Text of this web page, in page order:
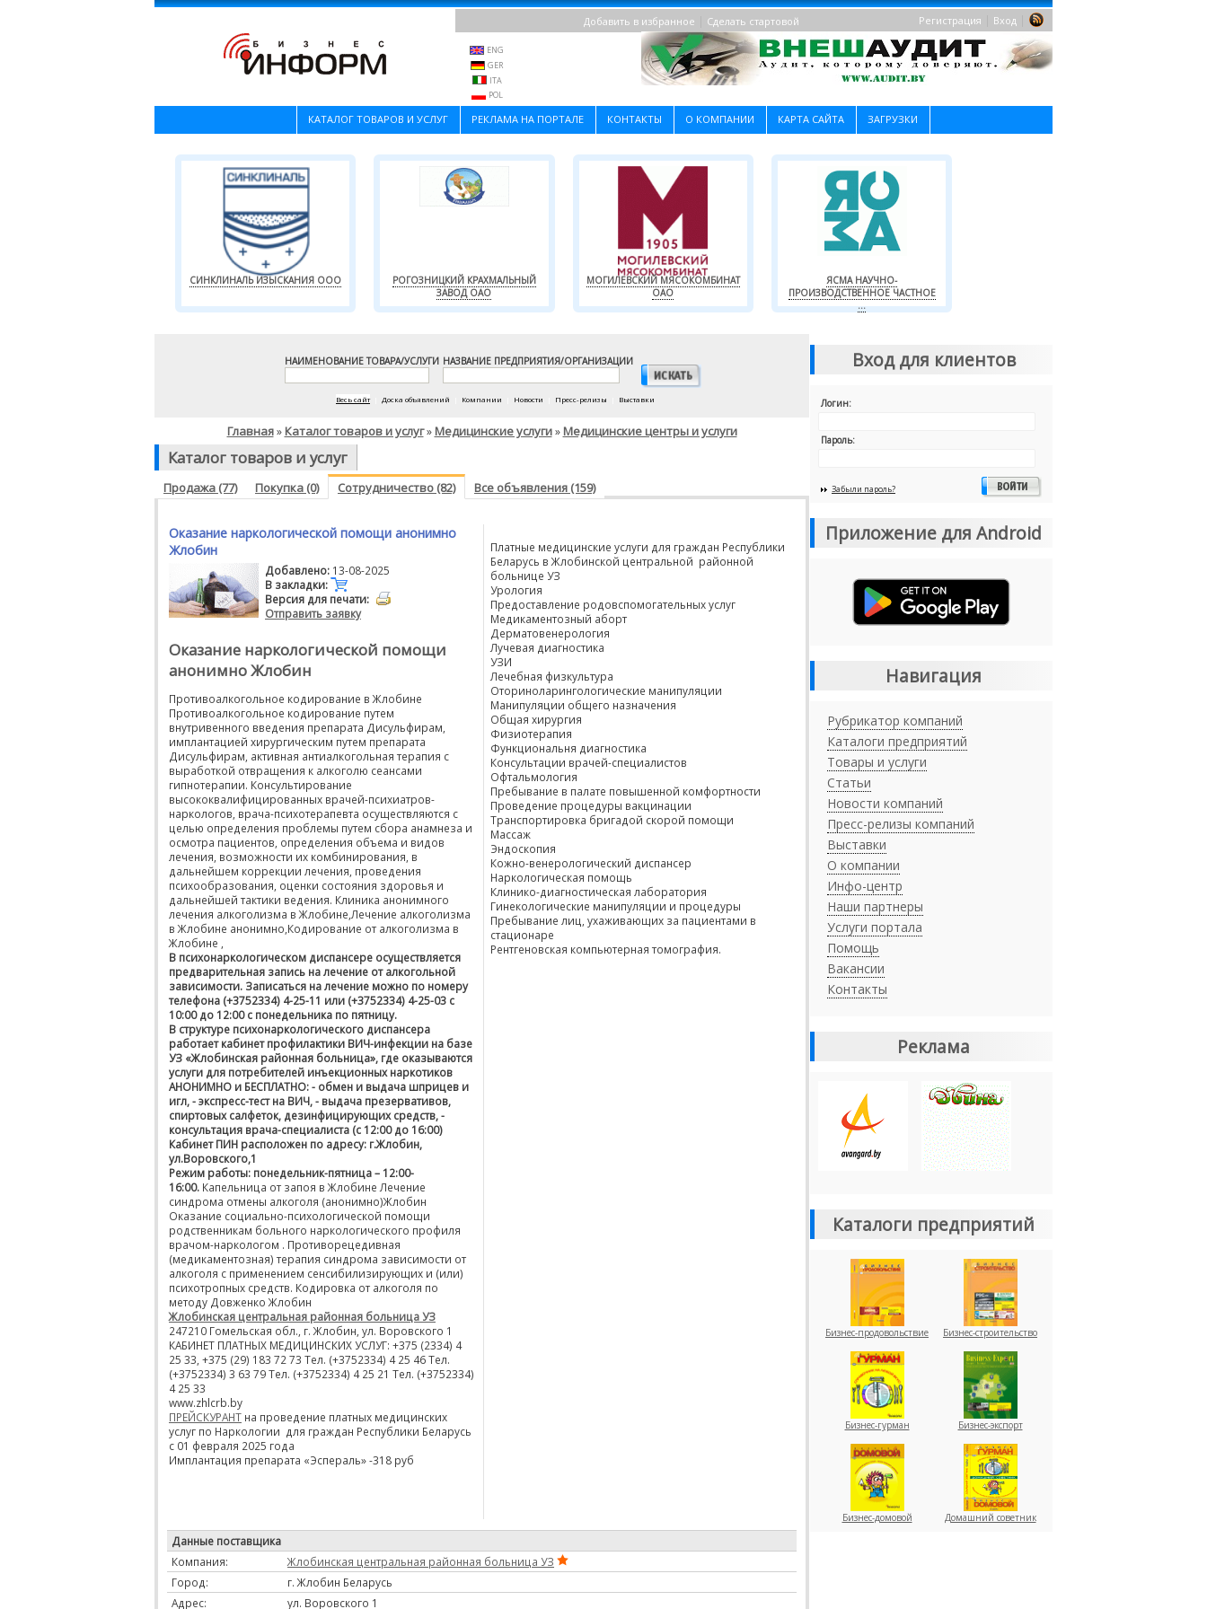
Регистрация Вход
Добавить в избранное Сделать стартовой
ENG
GER
ITA
POL
КАТАЛОГ ТОВАРОВ И УСЛУГ РЕКЛАМА НА ПОРТАЛЕ КОНТАКТЫ О КОМПАНИИ КАРТА САЙТА ЗАГРУЗКИ
СИНКЛИНАЛЬ ИЗЫСКАНИЯ ООО
РОГОЗНИЦКИЙ КРАХМАЛЬНЫЙ
ЗАВОД ОАО
МОГИЛЕВСКИЙ МЯСОКОМБИНАТ
ОАО
ЯСМА НАУЧНО-
ПРОИЗВОДСТВЕННОЕ ЧАСТНОЕ
...
НАИМЕНОВАНИЕ ТОВАРА/УСЛУГИ НАЗВАНИЕ ПРЕДПРИЯТИЯ/ОРГАНИЗАЦИИ
Весь сайт Доска объявлений Компании Новости Пресс-релизы Выставки
Главная» Каталог товаров и услуг» Медицинские услуги» Медицинские центры и услуги
Каталог товаров и услуг
Продажа (77) Покупка (0) Сотрудничество (82) Все объявления (159)
Оказание наркологической помощи анонимно
Жлобин
Добавлено: 13-08-2025
В закладки:
Версия для печати:
Отправить заявку
Оказание наркологической помощи
анонимно Жлобин
Противоалкогольное кодирование в Жлобине
Противоалкогольное кодирование путем
внутривенного введения препарата Дисульфирам,
имплантацией хирургическим путем препарата
Дисульфирам, активная антиалкогольная терапия с
выработкой отвращения к алкоголю сеансами
гипнотерапии. Консультирование
высококвалифицированных врачей-психиатров-
наркологов, врача-психотерапевта осуществляются с
целью определения проблемы путем сбора анамнеза и
осмотра пациентов, определения объема и видов
лечения, возможности их комбинирования, в
дальнейшем коррекции лечения, проведения
психообразования, оценки состояния здоровья и
дальнейшей тактики ведения. Клиника анонимного
лечения алкоголизма в Жлобине,Лечение алкоголизма
в Жлобине анонимно,Кодирование от алкоголизма в
Жлобине ,
В психонаркологическом диспансере осуществляется
предварительная запись на лечение от алкогольной
зависимости. Записаться на лечение можно по номеру
телефона (+3752334) 4-25-11 или (+3752334) 4-25-03 с
10:00 до 12:00 с понедельника по пятницу.
В структуре психонаркологического диспансера
работает кабинет профилактики ВИЧ-инфекции на базе
УЗ «Жлобинская районная больница», где оказываются
услуги для потребителей инъекционных наркотиков
АНОНИМНО и БЕСПЛАТНО: - обмен и выдача шприцев и
игл, - экспресс-тест на ВИЧ, - выдача презервативов,
спиртовых салфеток, дезинфицирующих средств, -
консультация врача-специалиста (с 12:00 до 16:00)
Кабинет ПИН расположен по адресу: г.Жлобин,
ул.Воровского,1
Режим работы: понедельник-пятница – 12:00-
16:00. Капельница от запоя в Жлобине Лечение
синдрома отмены алкоголя (анонимно)Жлобин
Оказание социально-психологической помощи
родственникам больного наркологического профиля
врачом-наркологом . Противорецедивная
(медикаментозная) терапия синдрома зависимости от
алкоголя с применением сенсибилизирующих и (или)
психотропных средств. Кодировка от алкоголя по
методу Довженко Жлобин
Жлобинская центральная районная больница УЗ
247210 Гомельская обл., г. Жлобин, ул. Воровского 1
КАБИНЕТ ПЛАТНЫХ МЕДИЦИНСКИХ УСЛУГ: +375 (2334) 4
25 33, +375 (29) 183 72 73 Тел. (+3752334) 4 25 46 Тел.
(+3752334) 3 63 79 Тел. (+3752334) 4 25 21 Тел. (+3752334)
4 25 33
www.zhlcrb.by
ПРЕЙСКУРАНТ на проведение платных медицинских
услуг по Наркологии для граждан Республики Беларусь
с 01 февраля 2025 года
Имплантация препарата «Эспераль» -318 руб
Платные медицинские услуги для граждан Республики
Беларусь в Жлобинской центральной районной
больнице УЗ
Урология
Предоставление родовспомогательных услуг
Медикаментозный аборт
Дерматовенерология
Лучевая диагностика
УЗИ
Лечебная физкультура
Оториноларингологические манипуляции
Манипуляции общего назначения
Общая хирургия
Физиотерапия
Функциональня диагностика
Консультации врачей-специалистов
Офтальмология
Пребывание в палате повышенной комфортности
Проведение процедуры вакцинации
Транспортировка бригадой скорой помощи
Массаж
Эндоскопия
Кожно-венерологический диспансер
Наркологическая помощь
Клинико-диагностическая лаборатория
Гинекологические манипуляции и процедуры
Пребывание лиц, ухаживающих за пациентами в
стационаре
Рентгеновская компьютерная томография.
Данные поставщика
Компания:
Жлобинская центральная районная больница УЗ
Город:
г. Жлобин Беларусь
Адрес:
ул. Воровского 1
Вход для клиентов
Логин:
Пароль:
Забыли пароль?
Приложение для Android
Навигация
Рубрикатор компаний
Каталоги предприятий
Товары и услуги
Статьи
Новости компаний
Пресс-релизы компаний
Выставки
О компании
Инфо-центр
Наши партнеры
Услуги портала
Помощь
Вакансии
Контакты
Реклама
Каталоги предприятий
Бизнес-продовольствие Бизнес-строительство
Бизнес-гурман Бизнес-экспорт
Бизнес-домовой Домашний советник